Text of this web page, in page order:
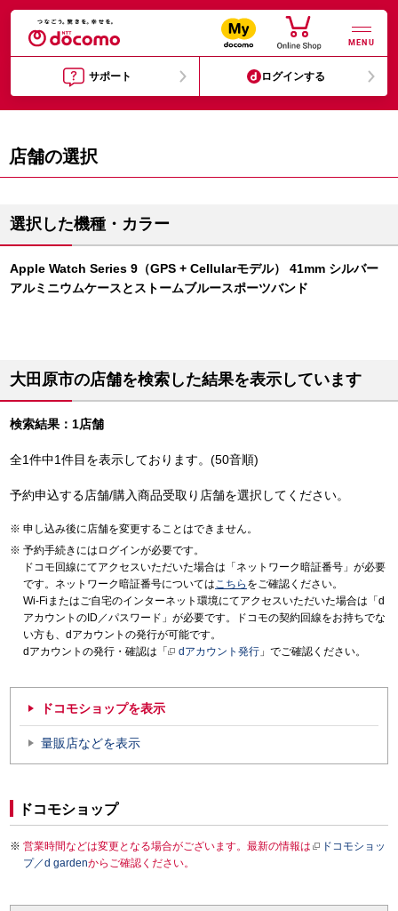
MENU
サポート ログインする
店舗の選択
選択した機種・カラー
Apple Watch Series 9（GPS + Cellularモデル） 41mm シルバー
アルミニウムケースとストームブルースポーツバンド
大田原市の店舗を検索した結果を表示しています
検索結果：1店舗
全1件中1件目を表示しております。(50音順)
予約申込する店舗/購入商品受取り店舗を選択してください。
申し込み後に店舗を変更することはできません。
予約手続きにはログインが必要です。
ドコモ回線にてアクセスいただいた場合は「ネットワーク暗証番号」が必要
です。ネットワーク暗証番号についてはこちら をご確認ください。
Wi-Fiまたはご自宅のインターネット環境にてアクセスいただいた場合は「d
アカウントのID／パスワード」が必要です。ドコモの契約回線をお持ちでな
い方も、dアカウントの発行が可能です。
dアカウントの発行・確認は「
dアカウント発行 」でご確認ください。
ドコモショップを表示
量販店などを表示
ドコモショップ
営業時間などは変更となる場合がございます。最新の情報は
ドコモショッ
プ／d gardenからご確認ください。